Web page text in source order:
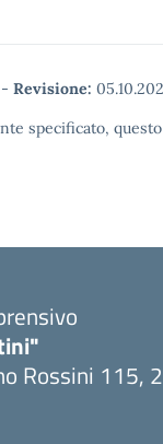
- Revisione:
specificato,
Rossini 115,